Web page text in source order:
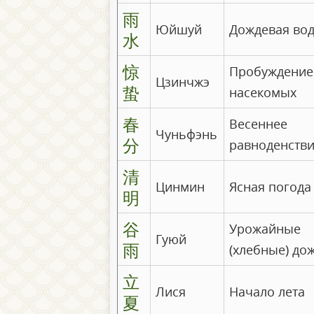
雨
水
Юйшуй Дождевая
惊
蛰
Цзинчжэ
Пробуждение
насекомых
春
分
Чуньфэнь
Весеннее
清
明
Цинмин Ясная погода
谷
雨
Гуюй
Урожайные
(хлебные)
立
夏
Лися Начало лета